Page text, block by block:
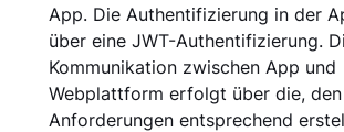
App. Die Authentifizierung in der
über eine JWT-Authentifizierung.
Kommunikation zwischen App und
Webplattform erfolgt über die, den
Anforderungen entsprechend